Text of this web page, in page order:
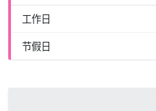
工作日
节假日